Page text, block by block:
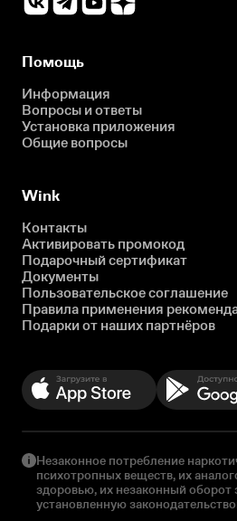
Помощь
Информация
Вопросы и ответы
Установка приложения
Общие вопросы
Wink
Контакты
Активировать промокод
Подарочный сертификат
Документы
Пользовательское соглашение
Правила применения
Подарки от наших партнёров
Незаконное потребление
психотропных веществ, их
здоровью, их незаконный оборот
установленную